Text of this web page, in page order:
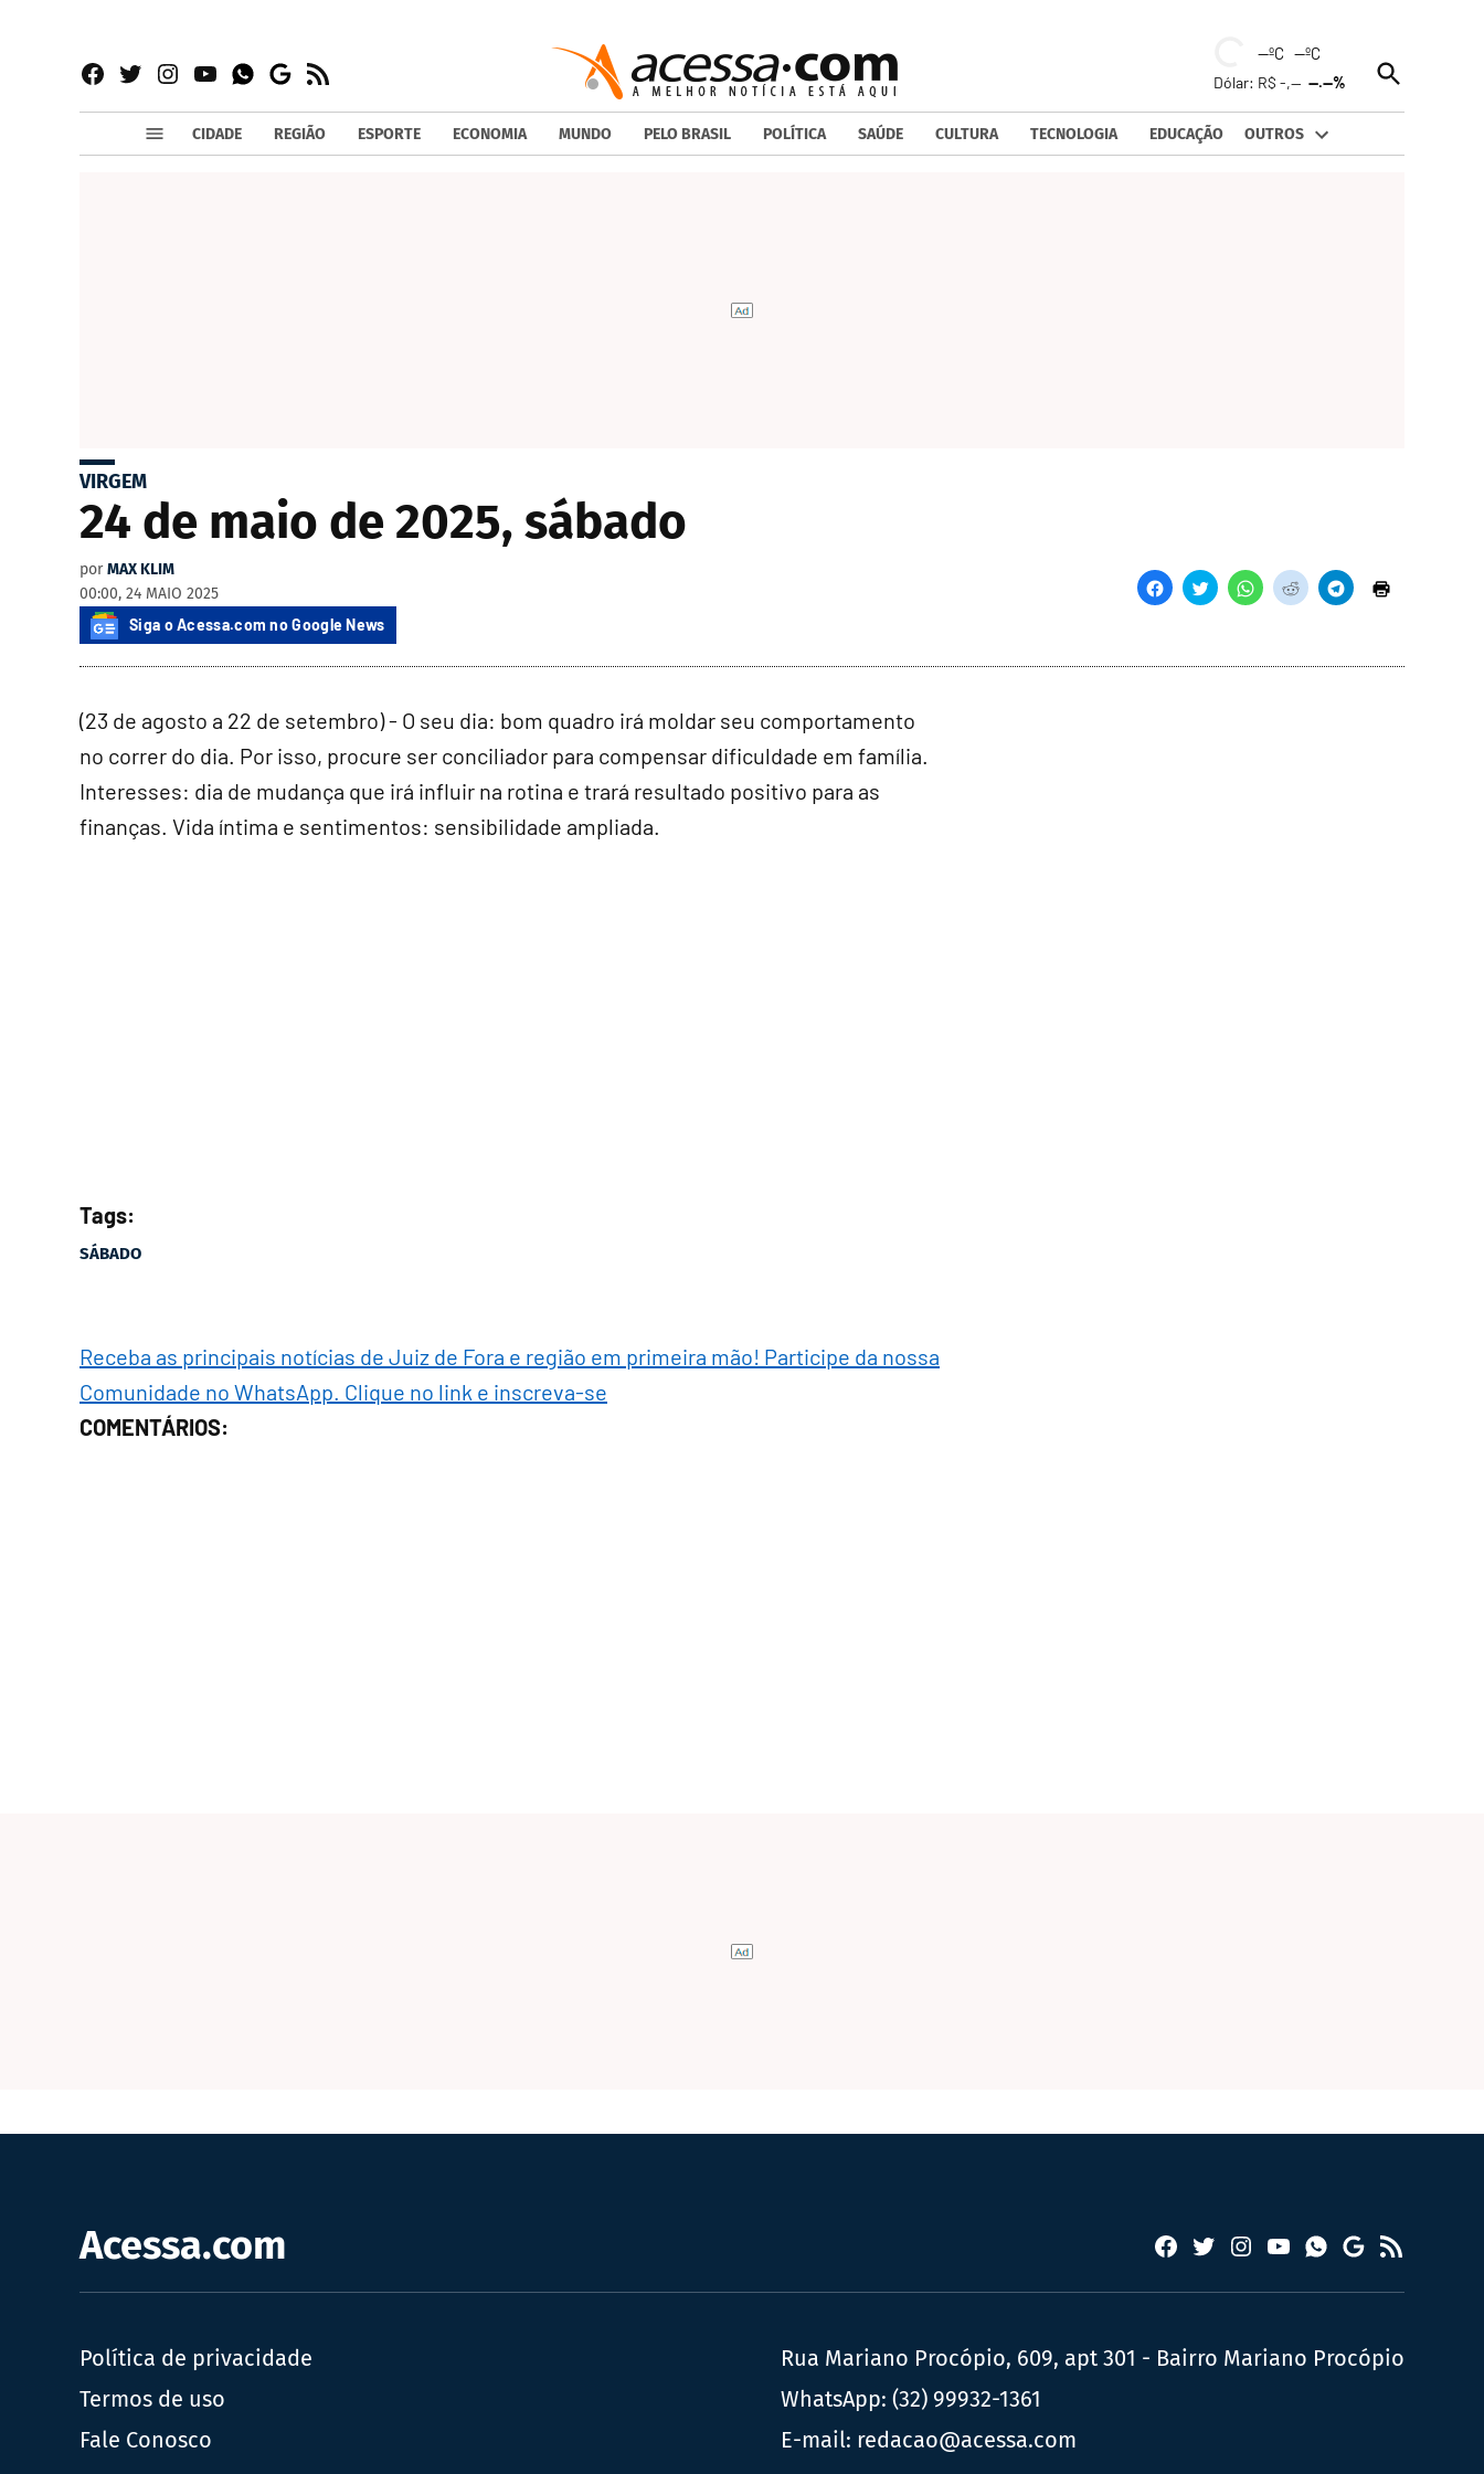
Facebook
TwitterInstagram
YouTubeWhatsapp
Google
News
RSS
--ºC --ºC
Dólar: R$ -,----.--%
Open
Search
CIDADE REGIÃO ESPORTE ECONOMIA MUNDO PELO BRASIL POLÍTICA SAÚDE CULTURA TECNOLOGIA EDUCAÇÃO OUTROS
VIRGEM
24 de maio de 2025, sábado
por MAX KLIM
00:00, 24 MAIO 2025
Siga o Acessa.com no Google News
(23 de agosto a 22 de setembro) - O seu dia: bom quadro irá moldar seu comportamento
no correr do dia. Por isso, procure ser conciliador para compensar dificuldade em família.
Interesses: dia de mudança que irá influir na rotina e trará resultado positivo para as
finanças. Vida íntima e sentimentos: sensibilidade ampliada.
Tags:
SÁBADO
Receba as principais notícias de Juiz de Fora e região em primeira mão! Participe da nossa
Comunidade no WhatsApp. Clique no link e inscreva-se
COMENTÁRIOS:
Acessa.com Facebook
TwitterInstagram
YouTubeWhatsapp
Google
News
RSS
Política de privacidade
Termos de uso
Fale Conosco
Rua Mariano Procópio, 609, apt 301 - Bairro Mariano Procópio
WhatsApp: (32) 99932-1361
E-mail: redacao@acessa.com